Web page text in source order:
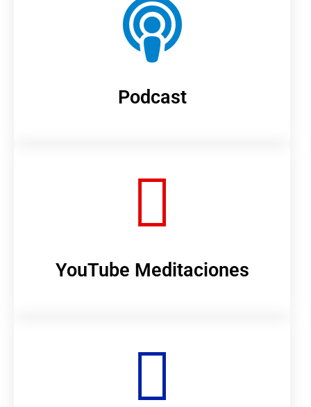
Podcast
YouTube Meditaciones